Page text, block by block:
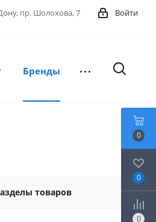
Войти
пр. Шолохова, 7
Бренды
товаров
0
0
0